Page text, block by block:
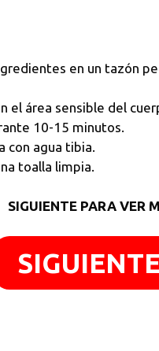
en un tazón
el área sensible del
10-15 minutos.
con agua tibia.
toalla limpia.
SIGUIENTE PARA VER
SIGUIENTE